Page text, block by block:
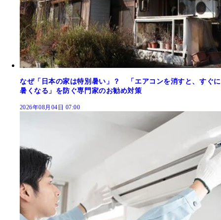
なぜ「日本の家は特別暑い」？ 「エアコンを消すと、すぐに
暑くなる」を防ぐ専門家のお勧め対策
2026年08月04日 07:00